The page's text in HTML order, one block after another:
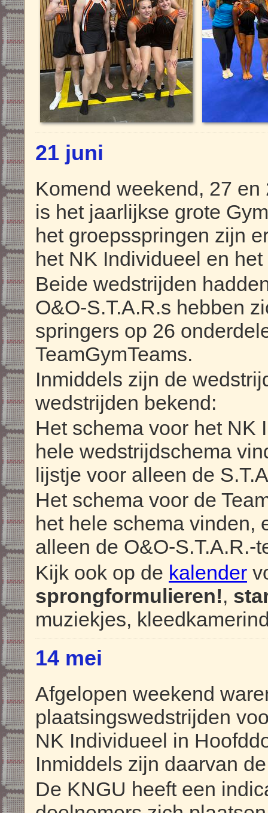
21 juni
Komend weekend, 27 en
is het jaarlijkse grote
het groepsspringen zijn
het NK Individueel en
Beide wedstrijden
O&O-S.T.A.R.s hebben
springers op 26
TeamGymTeams.
Inmiddels zijn de
wedstrijden bekend:
Het schema voor het NK
hele wedstrijdschema
lijstje voor alleen de
Het schema voor de
het hele schema vinden,
alleen de O&O-S.T.A.R.-
Kijk ook op de kalender
sprongformulieren!,
muziekjes,
14 mei
Afgelopen weekend
plaatsingswedstrijden
NK Individueel in
Inmiddels zijn daarvan
De KNGU heeft een